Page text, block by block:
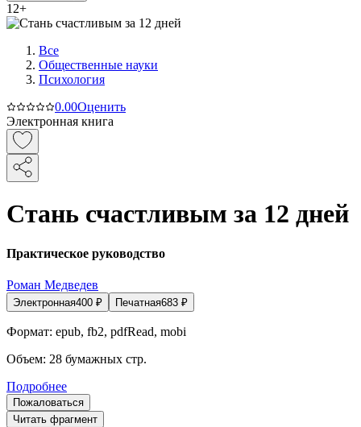
12+
Все
Общественные науки
Психология
0.00Оценить
Электронная книга
Стань счастливым за 12 дней
Практическое руководство
Роман Медведев
Электронная400 ₽ Печатная683 ₽
Формат: epub, fb2, pdfRead, mobi
Объем: 28 бумажных стр.
Подробнее
Пожаловаться
Читать фрагмент